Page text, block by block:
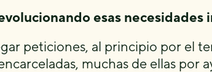
esas necesidades
peticiones, al principio por el
muchas de ellas por